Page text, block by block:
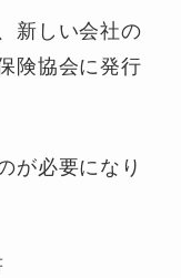
新しい会社の
険協会に発行
が必要になり